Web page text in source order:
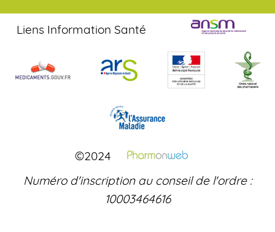
Liens Information Santé
©2024
Numéro d'inscription au conseil de l'ordre :
10003464616